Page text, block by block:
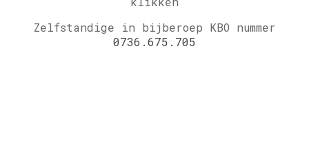
Zelfstandige in bijberoep KBO nummer
0736.675.705